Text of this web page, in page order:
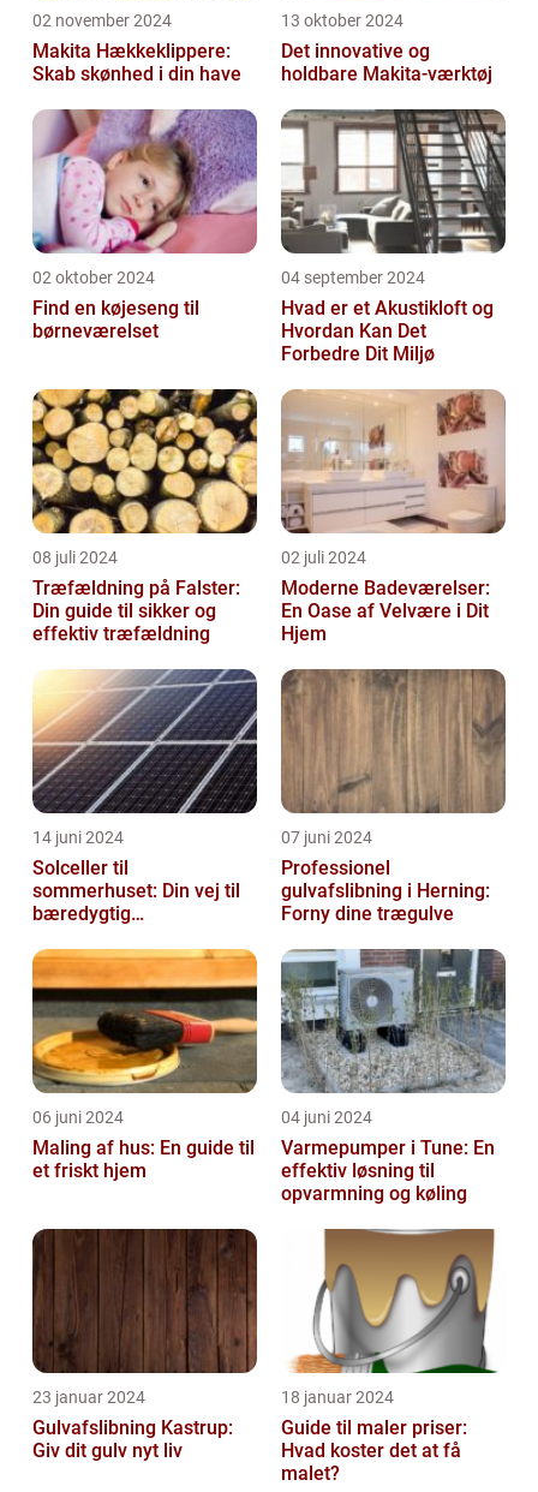
02 november 2024
Makita Hækkeklippere:
Skab skønhed i din have
13 oktober 2024
Det innovative og
holdbare Makita-værktøj
02 oktober 2024
Find en køjeseng til
børneværelset
04 september 2024
Hvad er et Akustikloft og
Hvordan Kan Det
Forbedre Dit Miljø
08 juli 2024
Træfældning på Falster:
Din guide til sikker og
effektiv træfældning
02 juli 2024
Moderne Badeværelser:
En Oase af Velvære i Dit
Hjem
14 juni 2024
Solceller til
sommerhuset: Din vej til
bæredygtig
07 juni 2024
Professionel
gulvafslibning i Herning:
Forny dine trægulve
06 juni 2024
Maling af hus: En guide til
et friskt hjem
04 juni 2024
Varmepumper i Tune: En
effektiv løsning til
opvarmning og køling
23 januar 2024
Gulvafslibning Kastrup:
Giv dit gulv nyt liv
18 januar 2024
Guide til maler priser:
Hvad koster det at få
malet?